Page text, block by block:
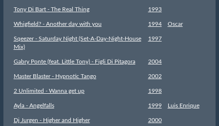
Tony Di Bart - The Real Thing 1993
Whigfield? - Another day with you 1994 Oscar
Sqeezer - Saturday Night (Set-A-Day-Night-House
Mix)
1997
Gabry Ponte (feat. Little Tony) - Figli Di Pitagora 2004
Master Blaster - Hypnotic Tango 2002
2 Unlimited - Wanna get up 1998
Ayla - Angelfalls 1999 Luis Enrique
Dj Jurgen - Higher and Higher 2000